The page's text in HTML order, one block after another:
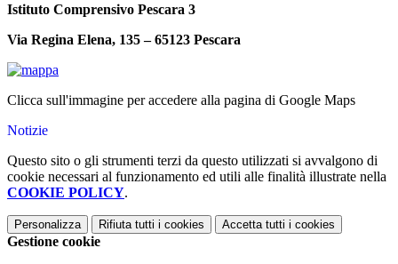
Istituto Comprensivo Pescara 3
Via Regina Elena, 135 – 65123 Pescara
Clicca sull'immagine per accedere alla pagina di Google Maps
Notizie
Questo sito o gli strumenti terzi da questo utilizzati si avvalgono di
cookie necessari al funzionamento ed utili alle finalità illustrate nella
COOKIE POLICY.
Personalizza Rifiuta tutti i cookies Accetta tutti i cookies
Gestione cookie